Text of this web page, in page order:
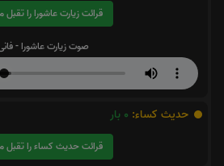
قرائت زیارت عاشورا را تقبل میکنم
صوت زیارت عاشورا -
حدیث کساء: 0 بار
قرائت حدیث کساء را تقبل میکنم